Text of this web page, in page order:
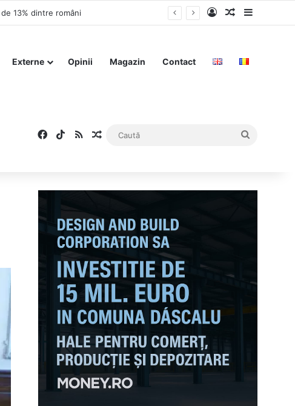
13% dintre români Log InArticolSidebar
Externe Opinii Magazin Contact
Facebook
TikTok
RSSArticol aleatoriu